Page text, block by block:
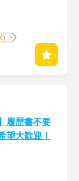
履歴書不要
望大歓迎！